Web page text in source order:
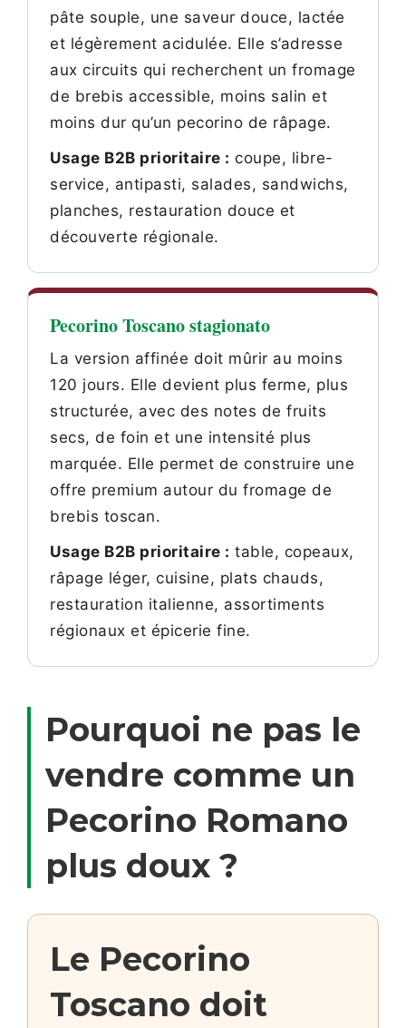
pâte souple, une saveur douce, lactée
et légèrement acidulée. Elle s’adresse
aux circuits qui recherchent un fromage
de brebis accessible, moins salin et
moins dur qu’un pecorino de râpage.
Usage B2B prioritaire : coupe, libre-
service, antipasti, salades, sandwichs,
planches, restauration douce et
découverte régionale.
Pecorino Toscano stagionato
La version affinée doit mûrir au moins
120 jours. Elle devient plus ferme, plus
structurée, avec des notes de fruits
secs, de foin et une intensité plus
marquée. Elle permet de construire une
offre premium autour du fromage de
brebis toscan.
Usage B2B prioritaire : table, copeaux,
râpage léger, cuisine, plats chauds,
restauration italienne, assortiments
régionaux et épicerie fine.
Pourquoi ne pas le
vendre comme un
Pecorino Romano
plus doux ?
Le Pecorino
Toscano doit